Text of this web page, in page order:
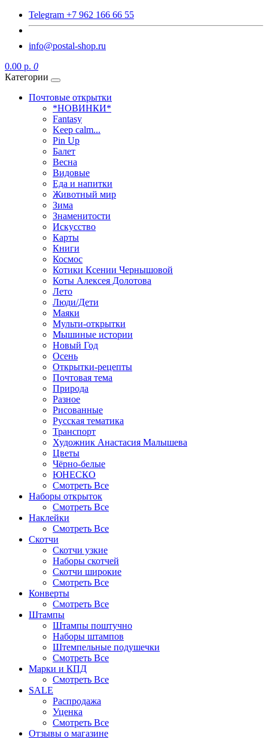
Telegram +7 962 166 66 55
info@postal-shop.ru
0.00 р. 0
Категории
Почтовые открытки
*НОВИНКИ*
Fantasy
Keep calm...
Pin Up
Балет
Весна
Видовые
Еда и напитки
Животный мир
Зима
Знаменитости
Искусство
Карты
Книги
Космос
Котики Ксении Чернышовой
Коты Алексея Долотова
Лето
Люди/Дети
Маяки
Мульти-открытки
Мышиные истории
Новый Год
Осень
Открытки-рецепты
Почтовая тема
Природа
Разное
Рисованные
Русская тематика
Транспорт
Художник Анастасия Малышева
Цветы
Чёрно-белые
ЮНЕСКО
Смотреть Все
Наборы открыток
Смотреть Все
Наклейки
Смотреть Все
Скотчи
Скотчи узкие
Наборы скотчей
Скотчи широкие
Смотреть Все
Конверты
Смотреть Все
Штампы
Штампы поштучно
Наборы штампов
Штемпельные подушечки
Смотреть Все
Марки и КПД
Смотреть Все
SALE
Распродажа
Уценка
Смотреть Все
Отзывы о магазине